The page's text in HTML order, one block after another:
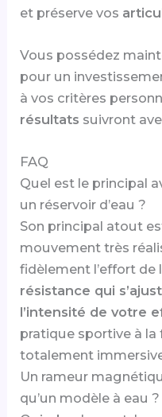
et préserve vos
Vous possédez
pour un
à vos critères
résultats suivront
FAQ
Quel est le principal
un réservoir d’eau ?
Son principal atout
mouvement très
fidèlement l’effort de
résistance qui
l’intensité de votre
pratique sportive à
totalement
Un rameur
qu’un modèle à eau ?